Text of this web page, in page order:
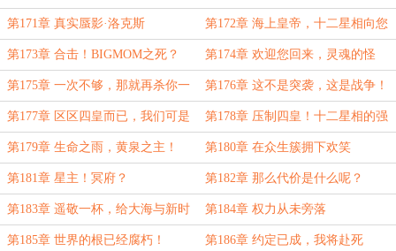
第171章 真实蜃影·洛克斯 第172章 海上皇帝，十二星相向您
宣战
第173章 合击！BIGMOM之死？ 第174章 欢迎您回来，灵魂的怪
物！
第175章 一次不够，那就再杀你一
次！
第176章 这不是突袭，这是战争！
第177章 区区四皇而已，我们可是
十二星相！
第178章 压制四皇！十二星相的强
大！
第179章 生命之雨，黄泉之主！ 第180章 在众生簇拥下欢笑
第181章 星主！冥府？ 第182章 那么代价是什么呢？
第183章 遥敬一杯，给大海与新时
代
第184章 权力从未旁落
第185章 世界的根已经腐朽！ 第186章 约定已成，我将赴死